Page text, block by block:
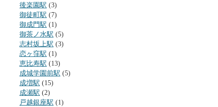
後楽園駅 (3)
御徒町駅 (7)
御成門駅 (1)
御茶ノ水駅 (5)
志村坂上駅 (3)
恋ヶ窪駅 (1)
恵比寿駅 (13)
成城学園前駅 (5)
成増駅 (15)
成瀬駅 (2)
戸越銀座駅 (1)